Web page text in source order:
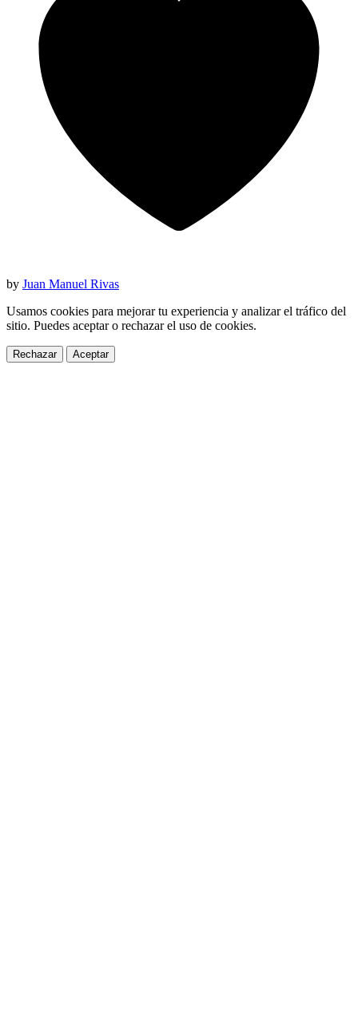
by Juan Manuel Rivas
Usamos cookies para mejorar tu experiencia y analizar el tráfico del
sitio. Puedes aceptar o rechazar el uso de cookies.
Rechazar Aceptar